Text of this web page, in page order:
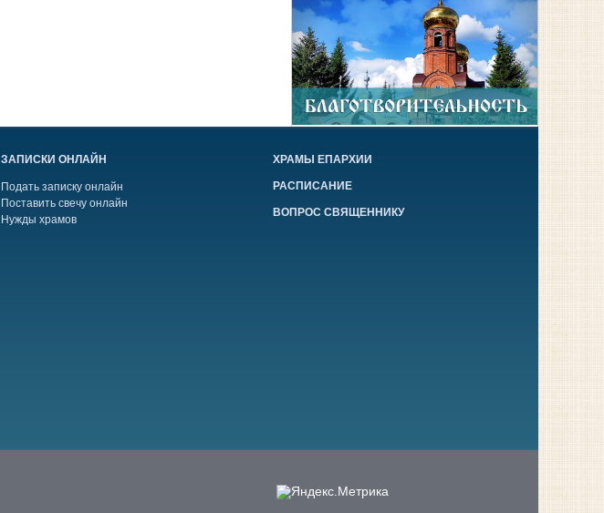
ЗАПИСКИ ОНЛАЙН
Подать записку онлайн
Поставить свечу онлайн
Нужды храмов
ХРАМЫ ЕПАРХИИ
РАСПИСАНИЕ
ВОПРОС СВЯЩЕННИКУ